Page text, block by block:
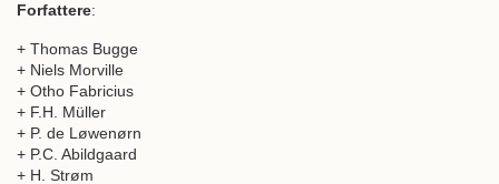
Forfattere:
+ Thomas Bugge
+ Niels Morville
+ Otho Fabricius
+ F.H. Müller
+ P. de Løwenørn
+ P.C. Abildgaard
+ H. Strøm